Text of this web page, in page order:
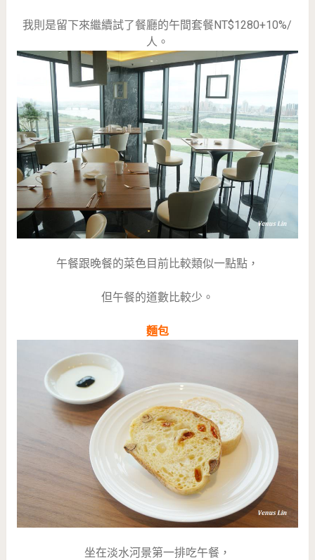
我則是留下來繼續試了餐廳的午間套餐NT$1280+10%/
人。
午餐跟晚餐的菜色目前比較類似一點點，
但午餐的道數比較少。
麵包
坐在淡水河景第一排吃午餐，